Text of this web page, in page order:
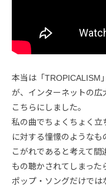
本当は「TROPICALISM
が、インターネットの広
こちらにしました。
私の曲でちょくちょく立
に対する憧憬のような
こがれであると考えて間
もの聴かされてしまった
ポップ・ソングだけでは